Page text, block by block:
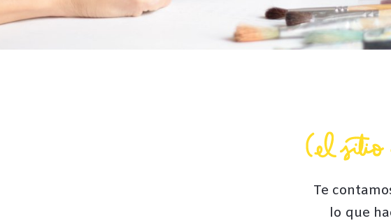
Te
lo que